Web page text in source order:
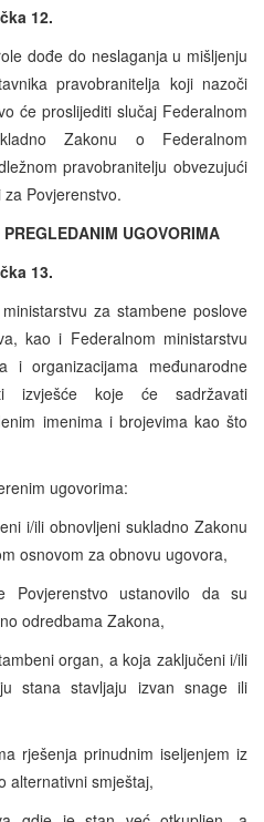
12.
dođe do neslaganja u mišljenju
pravobranitelja koji nazoči
će proslijediti slučaj Federalnom
Zakonu o Federalnom
pravobranitelju obvezujući
Povjerenstvo.
UGOVORIMA
13.
za stambene poslove
kao i Federalnom ministarstvu
i organizacijama međunarodne
izvješće koje će sadržavati
imenima i brojevima kao što
ugovorima:
i/ili obnovljeni sukladno Zakonu
osnovom za obnovu ugovora,
ustanovilo da su
odredbama Zakona,
organ, a koja zaključeni i/ili
stana stavljaju izvan snage ili
rješenja prinudnim iseljenjem iz
alternativni smještaj,